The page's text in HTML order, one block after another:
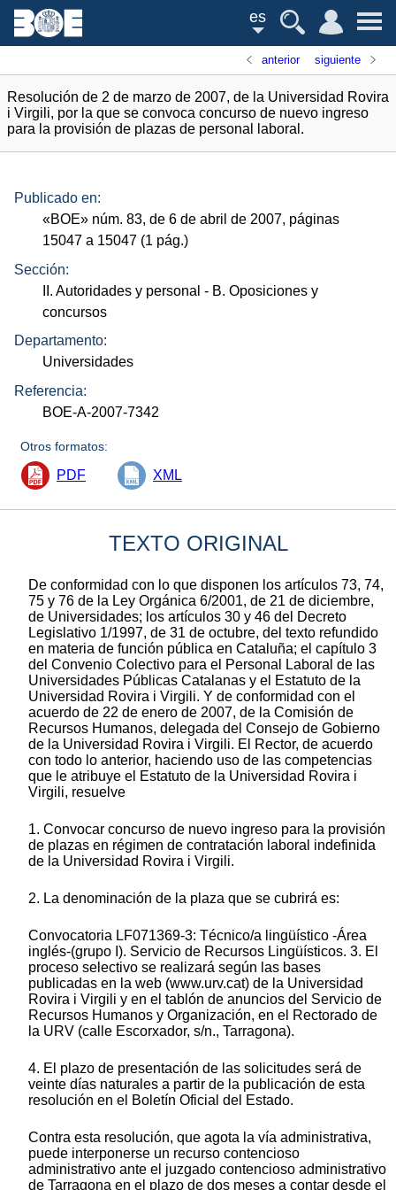
es
anterior siguiente
Resolución de 2 de marzo de 2007, de la Universidad Rovira
i Virgili, por la que se convoca concurso de nuevo ingreso
para la provisión de plazas de personal laboral.
Publicado en:
«BOE» núm. 83, de 6 de abril de 2007, páginas
15047 a 15047 (1 pág.)
Sección:
II. Autoridades y personal - B. Oposiciones y
concursos
Departamento:
Universidades
Referencia:
BOE-A-2007-7342
Otros formatos:
PDF XML
TEXTO ORIGINAL
De conformidad con lo que disponen los artículos 73, 74,
75 y 76 de la Ley Orgánica 6/2001, de 21 de diciembre,
de Universidades; los artículos 30 y 46 del Decreto
Legislativo 1/1997, de 31 de octubre, del texto refundido
en materia de función pública en Cataluña; el capítulo 3
del Convenio Colectivo para el Personal Laboral de las
Universidades Públicas Catalanas y el Estatuto de la
Universidad Rovira i Virgili. Y de conformidad con el
acuerdo de 22 de enero de 2007, de la Comisión de
Recursos Humanos, delegada del Consejo de Gobierno
de la Universidad Rovira i Virgili. El Rector, de acuerdo
con todo lo anterior, haciendo uso de las competencias
que le atribuye el Estatuto de la Universidad Rovira i
Virgili, resuelve
1. Convocar concurso de nuevo ingreso para la provisión
de plazas en régimen de contratación laboral indefinida
de la Universidad Rovira i Virgili.
2. La denominación de la plaza que se cubrirá es:
Convocatoria LF071369-3: Técnico/a lingüístico -Área
inglés-(grupo I). Servicio de Recursos Lingüísticos. 3. El
proceso selectivo se realizará según las bases
publicadas en la web (www.urv.cat) de la Universidad
Rovira i Virgili y en el tablón de anuncios del Servicio de
Recursos Humanos y Organización, en el Rectorado de
la URV (calle Escorxador, s/n., Tarragona).
4. El plazo de presentación de las solicitudes será de
veinte días naturales a partir de la publicación de esta
resolución en el Boletín Oficial del Estado.
Contra esta resolución, que agota la vía administrativa,
puede interponerse un recurso contencioso
administrativo ante el juzgado contencioso administrativo
de Tarragona en el plazo de dos meses a contar desde el